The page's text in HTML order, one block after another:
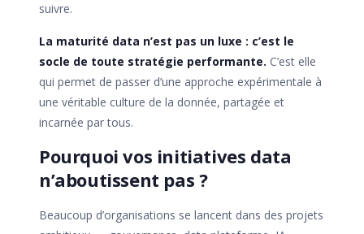
suivre.
La maturité data n’est pas un luxe : c’est le
socle de toute stratégie performante. C’est elle
qui permet de passer d’une approche expérimentale à
une véritable culture de la donnée, partagée et
incarnée par tous.
Pourquoi vos initiatives data
n’aboutissent pas ?
Beaucoup d’organisations se lancent dans des projets